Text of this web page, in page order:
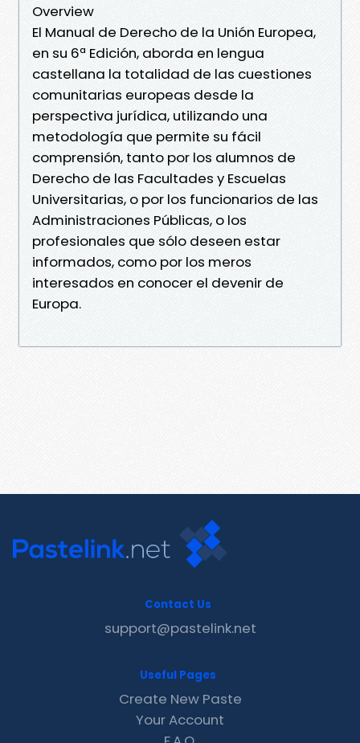
Overview
El Manual de Derecho de la Unión Europea,
en su 6ª Edición, aborda en lengua
castellana la totalidad de las cuestiones
comunitarias europeas desde la
perspectiva jurídica, utilizando una
metodología que permite su fácil
comprensión, tanto por los alumnos de
Derecho de las Facultades y Escuelas
Universitarias, o por los funcionarios de las
Administraciones Públicas, o los
profesionales que sólo deseen estar
informados, como por los meros
interesados en conocer el devenir de
Europa.
Contact Us
support@pastelink.net
Useful Pages
Create New Paste
Your Account